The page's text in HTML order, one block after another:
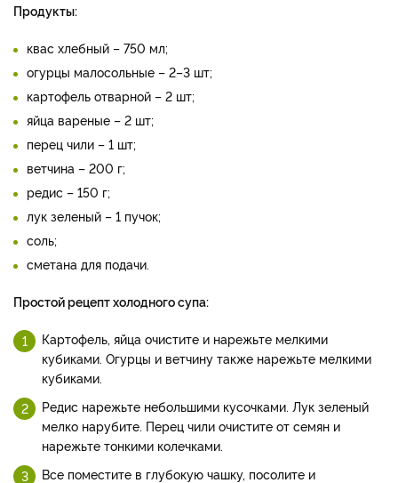
Продукты:
квас хлебный – 750 мл;
огурцы малосольные – 2–3 шт;
картофель отварной – 2 шт;
яйца вареные – 2 шт;
перец чили – 1 шт;
ветчина – 200 г;
редис – 150 г;
лук зеленый – 1 пучок;
соль;
сметана для подачи.
Простой рецепт холодного супа:
Картофель, яйца очистите и нарежьте мелкими
кубиками. Огурцы и ветчину также нарежьте мелкими
кубиками.
Редис нарежьте небольшими кусочками. Лук зеленый
мелко нарубите. Перец чили очистите от семян и
нарежьте тонкими колечками.
Все поместите в глубокую чашку, посолите и